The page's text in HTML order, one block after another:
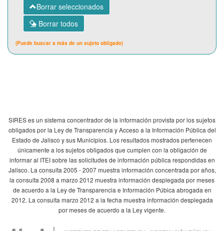
Borrar seleccionados
Borrar todos
(Puede buscar a más de un sujeto obligado)
SIRES es un sistema concentrador de la información provista por los sujetos
obligados por la Ley de Transparencia y Acceso a la Información Pública del
Estado de Jalisco y sus Municipios. Los resultados mostrados pertenecen
únicamente a los sujetos obligados que cumplen con la obligación de
informar al ITEI sobre las solicitudes de información pública respondidas en
Jalisco. La consulta 2005 - 2007 muestra información concentrada por años,
la consulta 2008 a marzo 2012 muestra información desplegada por meses
de acuerdo a la Ley de Transparencia e Información Púbica abrogada en
2012. La consulta marzo 2012 a la fecha muestra información desplegada
por meses de acuerdo a la Ley vigente.